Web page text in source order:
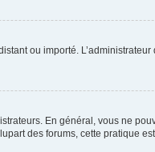
ou importé.
En général, vous ne
des forums, cette pratique